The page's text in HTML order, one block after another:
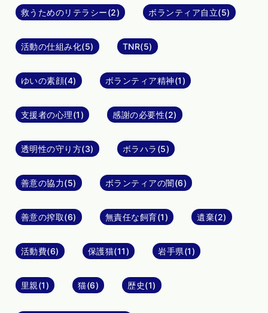
救うためのリテラシー(2) ボランティア自立(5)
活動の仕組み化(5) TNR(5)
ゆいの素顔(4) ボランティア精神(1)
支援者の心理(1) 感謝の必要性(2)
透明性の守り方(3) ボラハラ(5)
善意の協力(5) ボランティアの闇(6)
善意の搾取(6) 無責任な飼育(1) 遺棄(2)
活動費(6) 保護猫(11) 岩手県(1)
里親(1) 猫(6) 歴史(1)